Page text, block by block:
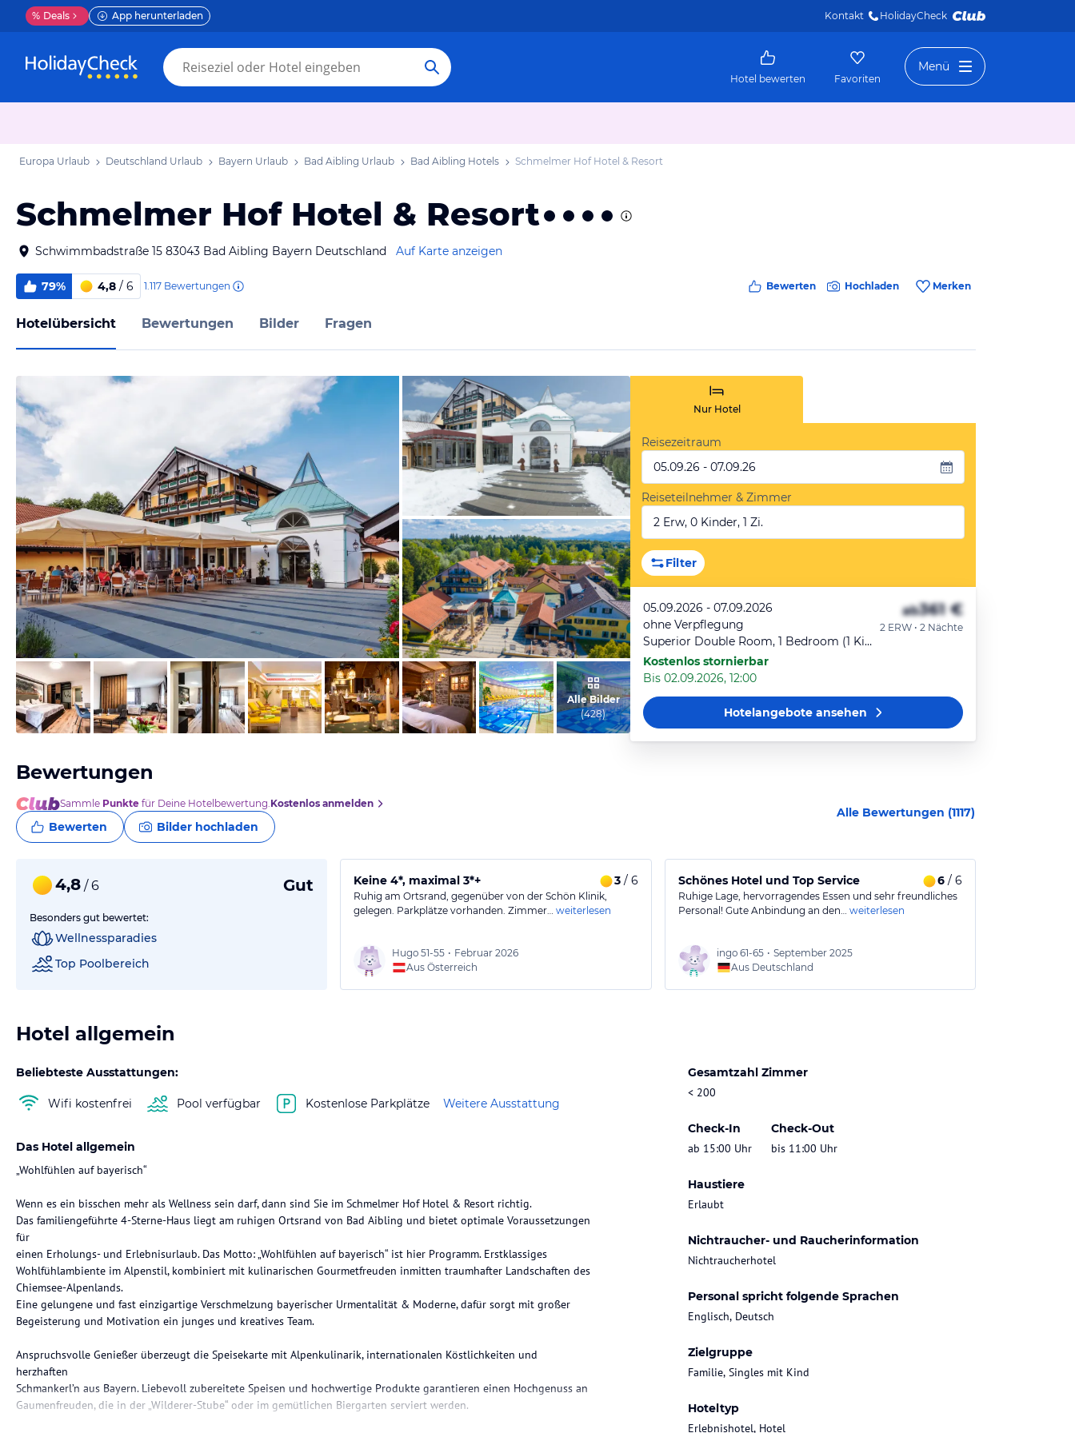
% Deals App herunterladen Kontakt HolidayCheck
Hotel bewerten Favoriten
Menü
Europa Urlaub Deutschland Urlaub Bayern Urlaub Bad Aibling Urlaub Bad Aibling Hotels Schmelmer Hof Hotel & Resort
Schmelmer Hof Hotel & Resort
Schwimmbadstraße 15 83043 Bad Aibling Bayern Deutschland Auf Karte anzeigen
79% 4,8 / 6 1.117 Bewertungen Bewerten Hochladen Merken
Hotelübersicht Bewertungen Bilder Fragen
vom Hotelier, Juli 2015
vom Hotelier, Februar 2015
vom Hotelier, August 2021
Alle Bilder
(428)
Nur Hotel
Reisezeitraum
05.09.26 - 07.09.26
Reiseteilnehmer & Zimmer
2 Erw, 0 Kinder, 1 Zi.
Filter
05.09.2026 - 07.09.2026
ohne Verpflegung
Superior Double Room, 1 Bedroom (1 King Bed And 1 Double Sofa Bed) - Package Rate
Kostenlos stornierbar
Bis 02.09.2026, 12:00
ab361 €
2 ERW • 2 Nächte
Hotelangeboteansehen
Bewertungen
Sammle Punkte für Deine Hotelbewertung.Kostenlos anmelden
Bewerten Bilder hochladen
Alle Bewertungen (1117)
4,8 / 6 Gut
Besonders gut bewertet:
Wellnessparadies
Top Poolbereich
Keine 4*, maximal 3*+ 3/ 6
Ruhig am Ortsrand, gegenüber von der Schön Klinik,
gelegen. Parkplätze vorhanden. Zimmer… weiterlesen
Hugo 51-55 • Februar 2026
Aus Österreich
Schönes Hotel und Top Service 6/ 6
Ruhige Lage, hervorragendes Essen und sehr freundliches
Personal! Gute Anbindung an den… weiterlesen
ingo 61-65 • September 2025
Aus Deutschland
Hotel allgemein
Beliebteste Ausstattungen:
Wifi kostenfrei Pool verfügbar Kostenlose Parkplätze Weitere Ausstattung
Gesamtzahl Zimmer
< 200
Check-In
ab 15:00 Uhr
Check-Out
bis 11:00 Uhr
Haustiere
Erlaubt
Nichtraucher- und Raucherinformation
Nichtraucherhotel
Personal spricht folgende Sprachen
Englisch, Deutsch
Zielgruppe
Familie, Singles mit Kind
Hoteltyp
Erlebnishotel, Hotel
Das Hotel allgemein
„Wohlfühlen auf bayerisch“
Wenn es ein bisschen mehr als Wellness sein darf, dann sind Sie im Schmelmer Hof Hotel & Resort richtig.
Das familiengeführte 4-Sterne-Haus liegt am ruhigen Ortsrand von Bad Aibling und bietet optimale Voraussetzungen
für
einen Erholungs- und Erlebnisurlaub. Das Motto: „Wohlfühlen auf bayerisch“ ist hier Programm. Erstklassiges
Wohlfühlambiente im Alpenstil, kombiniert mit kulinarischen Gourmetfreuden inmitten traumhafter Landschaften des
Chiemsee-Alpenlands.
Eine gelungene und fast einzigartige Verschmelzung bayerischer Urmentalität & Moderne, dafür sorgt mit großer
Begeisterung und Motivation ein junges und kreatives Team.
Anspruchsvolle Genießer überzeugt die Speisekarte mit Alpenkulinarik, internationalen Köstlichkeiten und
herzhaften
Schmankerl’n aus Bayern. Liebevoll zubereitete Speisen und hochwertige Produkte garantieren einen Hochgenuss an
Gaumenfreuden, die in der „Wilderer-Stube“ oder im gemütlichen Biergarten serviert werden.